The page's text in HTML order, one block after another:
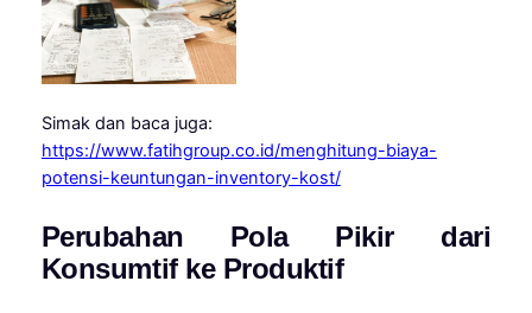
Simak dan baca juga:
https://www.fatihgroup.co.id/menghitung-biaya-
potensi-keuntungan-inventory-kost/
Perubahan Pola Pikir dari
Konsumtif ke Produktif